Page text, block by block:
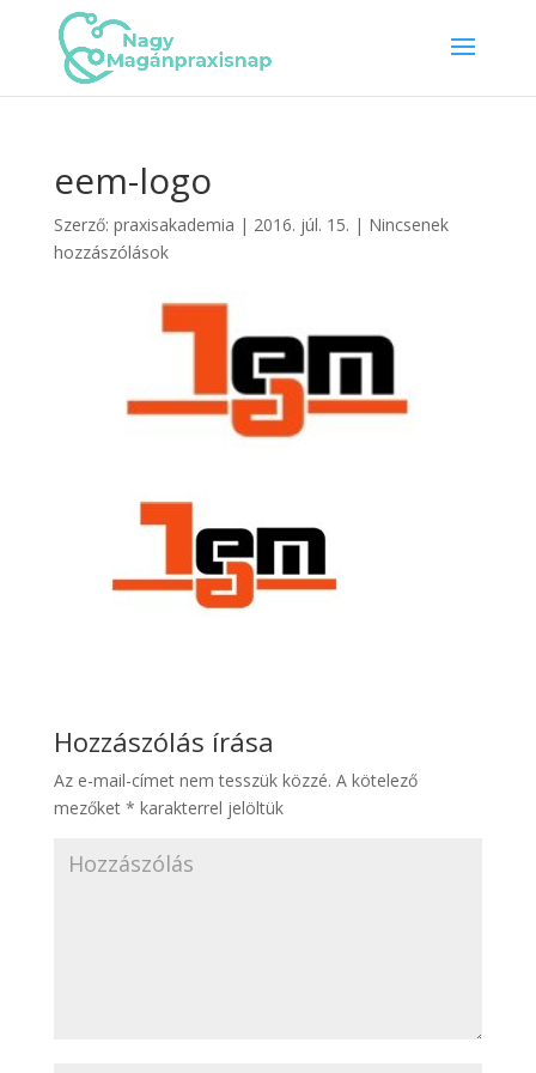
eem-logo
Szerző: praxisakademia | 2016. júl. 15. | Nincsenek
hozzászólások
Hozzászólás írása
Az e-mail-címet nem tesszük közzé. A kötelező
mezőket * karakterrel jelöltük